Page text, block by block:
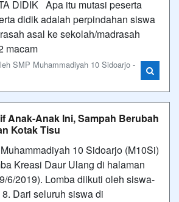
DIDIK Apa itu mutasi peserta
didik adalah perpindahan siswa
asal ke sekolah/madrasah
macam
SMP Muhammadiyah 10 Sidoarjo -
Anak-Anak Ini, Sampah Berubah
Kotak Tisu
10 Sidoarjo (M10Si)
Kreasi Daur Ulang di halaman
6/2019). Lomba diikuti oleh siswa-
Dari seluruh siswa di